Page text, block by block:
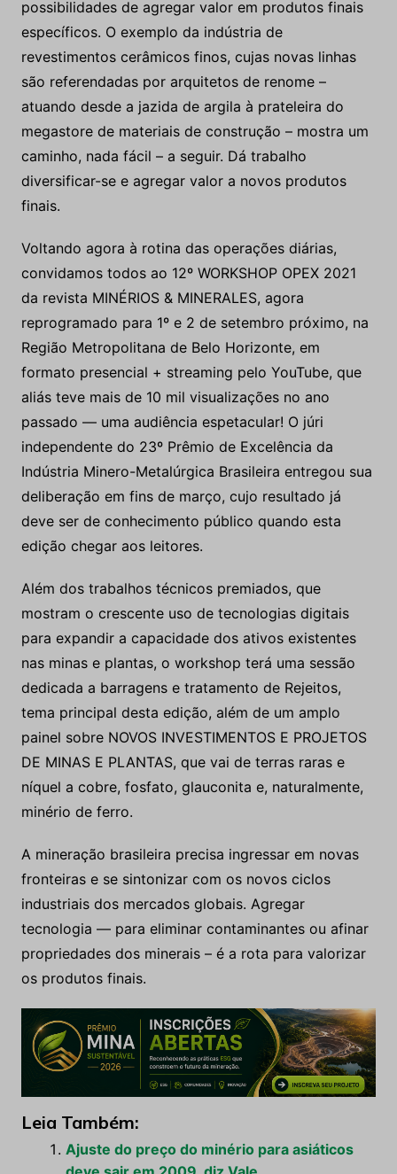
possibilidades de agregar valor em produtos finais
específicos. O exemplo da indústria de
revestimentos cerâmicos finos, cujas novas linhas
são referendadas por arquitetos de renome –
atuando desde a jazida de argila à prateleira do
megastore de materiais de construção – mostra um
caminho, nada fácil – a seguir. Dá trabalho
diversificar-se e agregar valor a novos produtos
finais.
Voltando agora à rotina das operações diárias,
convidamos todos ao 12º WORKSHOP OPEX 2021
da revista MINÉRIOS & MINERALES, agora
reprogramado para 1º e 2 de setembro próximo, na
Região Metropolitana de Belo Horizonte, em
formato presencial + streaming pelo YouTube, que
aliás teve mais de 10 mil visualizações no ano
passado — uma audiência espetacular! O júri
independente do 23º Prêmio de Excelência da
Indústria Minero-Metalúrgica Brasileira entregou sua
deliberação em fins de março, cujo resultado já
deve ser de conhecimento público quando esta
edição chegar aos leitores.
Além dos trabalhos técnicos premiados, que
mostram o crescente uso de tecnologias digitais
para expandir a capacidade dos ativos existentes
nas minas e plantas, o workshop terá uma sessão
dedicada a barragens e tratamento de Rejeitos,
tema principal desta edição, além de um amplo
painel sobre NOVOS INVESTIMENTOS E PROJETOS
DE MINAS E PLANTAS, que vai de terras raras e
níquel a cobre, fosfato, glauconita e, naturalmente,
minério de ferro.
A mineração brasileira precisa ingressar em novas
fronteiras e se sintonizar com os novos ciclos
industriais dos mercados globais. Agregar
tecnologia — para eliminar contaminantes ou afinar
propriedades dos minerais – é a rota para valorizar
os produtos finais.
Leia Também:
Ajuste do preço do minério para asiáticos